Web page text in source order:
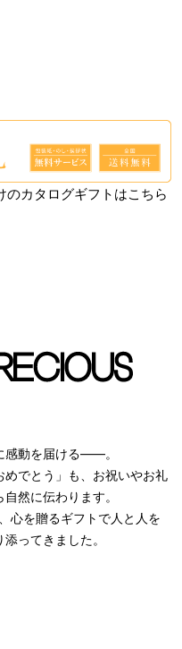
のカタログギフトはこちら
感動を届ける――。
でとう」も、お祝いやお礼
然に伝わります。
心を贈るギフトで人と人を
ってきました。